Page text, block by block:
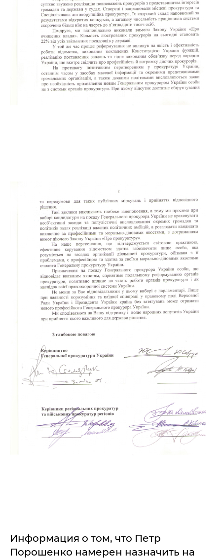
Информация о том, что Петр
Порошенко намерен назначить на